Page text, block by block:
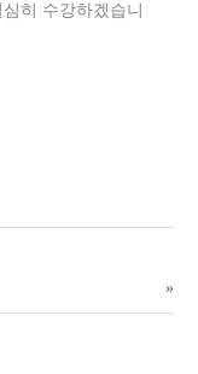
히 수강하겠습니
»